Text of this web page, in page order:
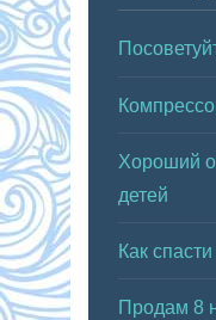
Хороший
детей
Как
Продам 8